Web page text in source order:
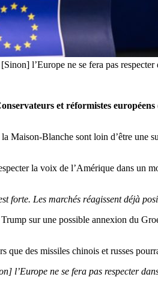
l’Europe ne se fera pas
et réformistes
Blanche sont loin d’être une
la voix de l’Amérique dans un
forte. Les marchés réagissent déjà
sur une possible annexion du
que des missiles chinois et russes
l’Europe ne se fera pas respecter